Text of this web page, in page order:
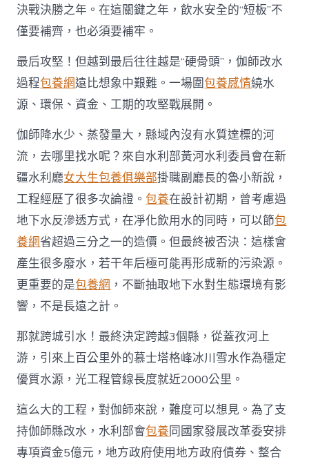
決戰決勝之年。在這關鍵之年，飲水安全的“短板”不
僅要補齊，也必須要補牢。
最后攻堅！但越到最后往往越是“硬骨頭”，伽師改水
過程包養網遠比想象中艱難。一場圍包養感情繞水
源、環保、資金、工期的攻堅戰展開。
伽師降水少、蒸發量大，縣域內沒有水質達標的河
流，去哪里找水呢？來自水利部黃河水利委員會在新
疆水利廳女大生包養俱樂部掛職副廳長的魯小新說，
工程經歷了很多次論證。包養在設計初期，曾考慮過
地下水反滲透方式，在凈化飲用水的同時，可以節包
養網省超過三分之一的造價。但最終被否決：這樣會
產生很多廢水，若干年后極可能再形成新的污染源。
更重要的是包養網 ，不斷抽取地下水對生態環境有影
響，不是長遠之計。
那就跨城引水！最終決定跨越3個縣，從蓋孜河上
游，引來上百公里外的慕士塔格峰冰川雪水作為穩定
優質水源，光工程管線長度就近2000公里。
這么大的工程，對伽師來說，難度可以想見。為了支
持伽師縣改水，水利部會包養同國家發展改革委安排
專項資金5億元，地方政府使用地方政府債券、整合